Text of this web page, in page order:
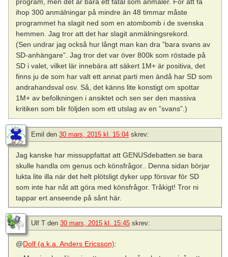
program, men det är bara ett fåtal som anmäler. För att få
ihop 300 anmälningar på mindre än 48 timmar måste
programmet ha slagit ned som en atombomb i de svenska
hemmen. Jag tror att det har slagit anmälningsrekord.
(Sen undrar jag också hur långt man kan dra ”bara svans av
SD-anhängare”. Jag tror det var över 800k som röstade på
SD i valet, vilket lär innebära att säkert 1M+ är positiva, det
finns ju de som har valt ett annat parti men ändå har SD som
andrahandsval osv. Så, det känns lite konstigt om spottar
1M+ av befolkningen i ansiktet och sen ser den massiva
kritiken som blir följden som ett utslag av en ”svans”.)
Emil den 30 mars, 2015 kl. 15:04 skrev:
Jag kanske har missuppfattat att GENUSdebatten.se bara
skulle handla om genus och könsfrågor.. Denna sidan börjar
lukta lite illa när det helt plötsligt dyker upp försvar för SD
som inte har nåt att göra med könsfrågor. Tråkigt! Tror ni
tappar ert anseende på sånt här.
Ulf T den 30 mars, 2015 kl. 15:45 skrev:
@Dolf (a.k.a. Anders Ericsson):